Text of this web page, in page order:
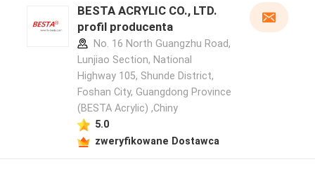
BESTA ACRYLIC CO., LTD.
profil producenta
No. 16 North Guangzhu Road,
Lunjiao Section, National
Highway 105, Shunde District,
Foshan City, Guangdong Province
(BESTA Acrylic) ,Chiny
5.0
zweryfikowane Dostawca